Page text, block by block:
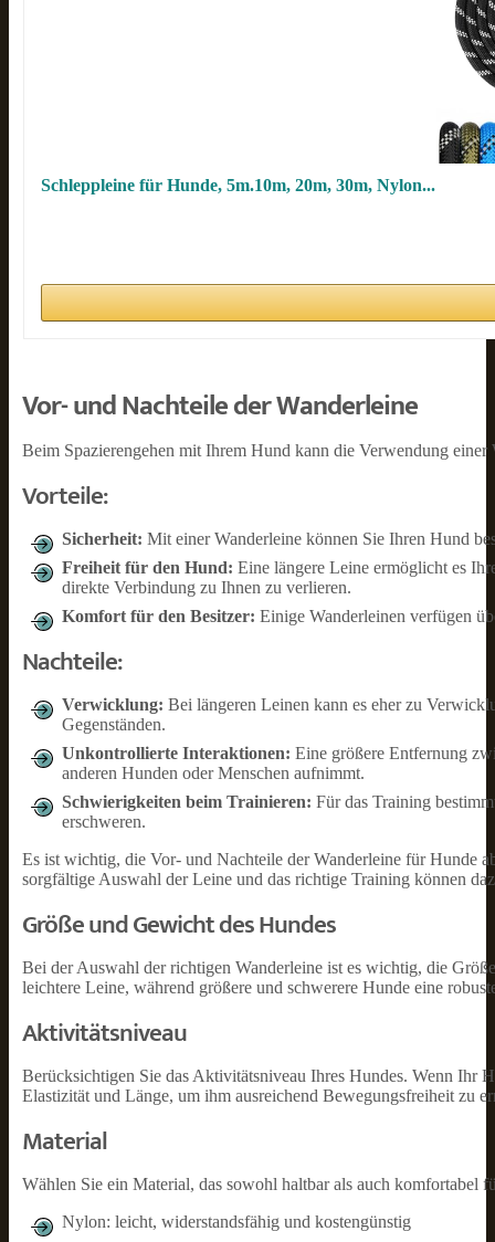
Schleppleine für Hunde, 5m.10m, 20m, 30m, Nylon...
Vor- und Nachteile der Wanderleine
Beim Spazierengehen mit Ihrem Hund kann die Verwendung
Vorteile:
Sicherheit: Mit einer Wanderleine können Sie Ihren Hund
Freiheit für den Hund: Eine längere Leine ermöglicht es
direkte Verbindung zu Ihnen zu verlieren.
Komfort für den Besitzer: Einige Wanderleinen verfügen
Nachteile:
Verwicklung: Bei längeren Leinen kann es eher zu
Gegenständen.
Unkontrollierte Interaktionen: Eine größere Entfernung
anderen Hunden oder Menschen aufnimmt.
Schwierigkeiten beim Trainieren: Für das Training
erschweren.
Es ist wichtig, die Vor- und Nachteile der Wanderleine für Hunde
sorgfältige Auswahl der Leine und das richtige Training können
Größe und Gewicht des Hundes
Bei der Auswahl der richtigen Wanderleine ist es wichtig, die
leichtere Leine, während größere und schwerere Hunde eine
Aktivitätsniveau
Berücksichtigen Sie das Aktivitätsniveau Ihres Hundes. Wenn Ihr
Elastizität und Länge, um ihm ausreichend Bewegungsfreiheit zu
Material
Wählen Sie ein Material, das sowohl haltbar als auch
Nylon: leicht, widerstandsfähig und kostengünstig